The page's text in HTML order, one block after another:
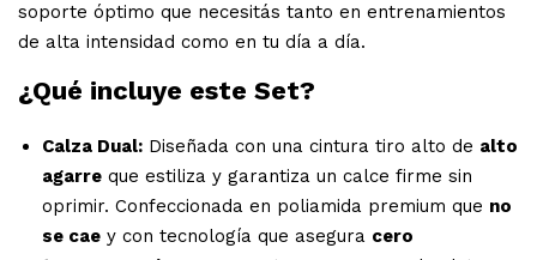
soporte óptimo que necesitás tanto en entrenamientos
de alta intensidad como en tu día a día.
¿Qué incluye este Set?
Calza Dual: Diseñada con una cintura tiro alto de alto
agarre que estiliza y garantiza un calce firme sin
oprimir. Confeccionada en poliamida premium que no
se cae y con tecnología que asegura cero